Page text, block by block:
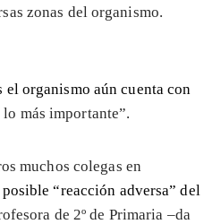
zonas del organismo.
organismo aún cuenta con
más importante”.
muchos colegas en
“reacción adversa” del
de 2º de Primaria –da